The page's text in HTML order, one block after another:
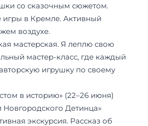
со сказочным сюжетом.
игры в Кремле. Активный
воздухе.
мастерская. Я леплю свою
мастер-класс, где каждый
игрушку по своему
в историю» (22–26 июня)
Новгородского Детинца»
экскурсия. Рассказ об